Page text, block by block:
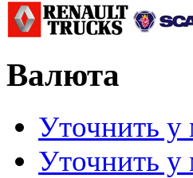
Валюта
Уточнить у
Уточнить у